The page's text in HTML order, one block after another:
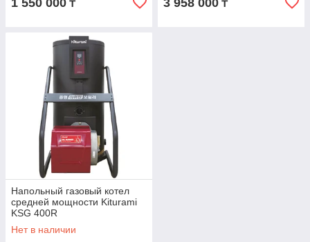
1 550 000 ₸ 3 958 000 ₸
Напольный газовый котел
средней мощности Kiturami
KSG 400R
(2000кв.м-4000кв.м)
Нет в наличии